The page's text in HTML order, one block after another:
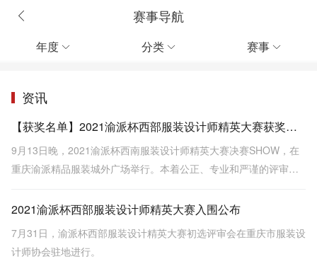
赛事导航
年度  分类  赛事 
资讯
【获奖名单】2021渝派杯西部服装设计师精英大赛获奖选手公布
9月13日晚，2021渝派杯西南服装设计师精英大赛决赛SHOW，在
重庆渝派精品服装城外广场举行。本着公正、专业和严谨的评审原
料等细节，并结合大秀舞台上模特的上身穿着展示、呈现等认真进
2021渝派杯西部服装设计师精英大赛入围公布
7月31日，渝派杯西部服装设计精英大赛初选评审会在重庆市服装设
计师协会驻地进行。